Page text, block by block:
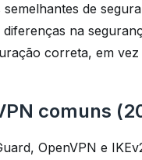
de
na
correta, em
comuns
OpenVPN e